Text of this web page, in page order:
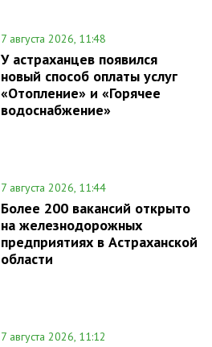
7 августа 2026, 11:48
У астраханцев появился
новый способ оплаты услуг
«Отопление» и «Горячее
водоснабжение»
7 августа 2026, 11:44
Более 200 вакансий открыто
на железнодорожных
предприятиях в Астраханской
области
7 августа 2026, 11:12